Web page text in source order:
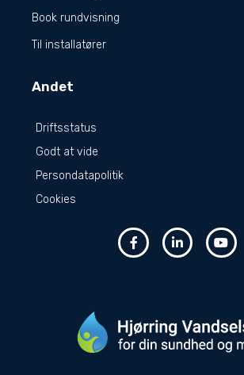
Book rundvisning
Til installatører
Andet
Driftsstatus
Godt at vide
Persondatapolitik
Cookies